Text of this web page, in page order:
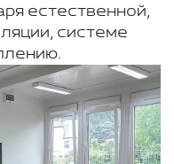
естественной,
системе